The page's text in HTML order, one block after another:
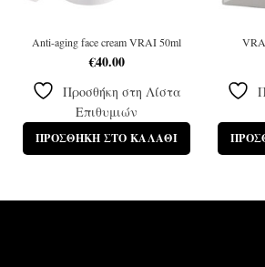
Anti-aging face cream VRAI 50ml
€40.00
Προσθήκη στη Λίστα
Επιθυμιών
ΠΡΟΣΘΉΚΗ ΣΤΟ ΚΑΛΆΘΙ